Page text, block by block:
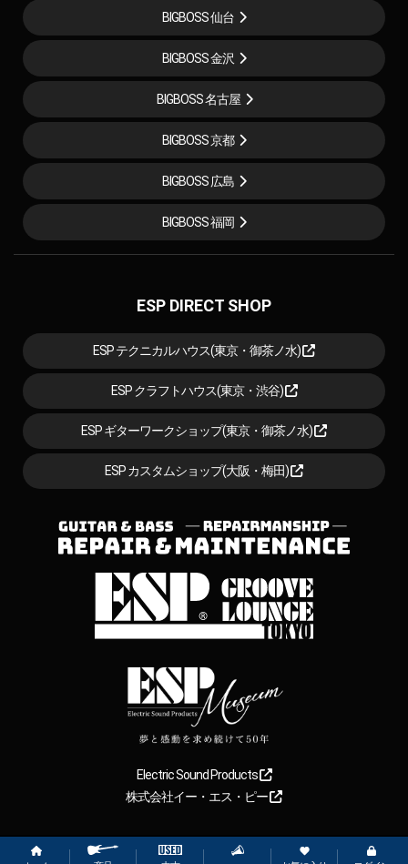
BIGBOSS 仙台
BIGBOSS 金沢
BIGBOSS 名古屋
BIGBOSS 京都
BIGBOSS 広島
BIGBOSS 福岡
ESP DIRECT SHOP
ESP テクニカルハウス(東京・御茶ノ水)
ESP クラフトハウス(東京・渋谷)
ESP ギターワークショップ(東京・御茶ノ水)
ESP カスタムショップ(大阪・梅田)
Electric Sound Products
株式会社イー・エス・ピー
Copyright 2026【ESP直営】BIGBOSS オンラインマーケット(ギター＆